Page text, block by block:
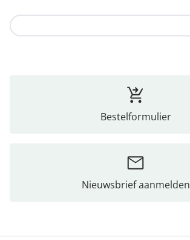
Bestelformulier
Nieuwsbrief aanmelden